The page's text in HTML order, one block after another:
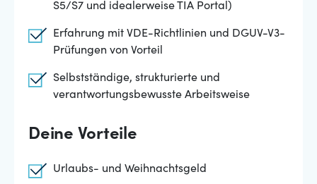
S5/S7 und idealerweise TIA Portal)
Erfahrung mit VDE-Richtlinien und DGUV-V3-
Prüfungen von Vorteil
Selbstständige, strukturierte und
verantwortungsbewusste Arbeitsweise
Deine Vorteile
Urlaubs- und Weihnachtsgeld